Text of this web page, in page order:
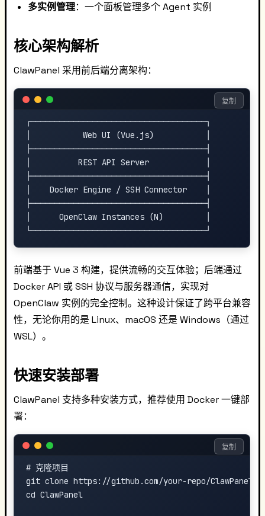
多实例管理：一个面板管理多个 Agent 实例
核心架构解析
ClawPanel 采用前后端分离架构：
┌─────────────────────────────────────┐
│           Web UI (Vue.js)           │
├─────────────────────────────────────┤
│          REST API Server            │
├─────────────────────────────────────┤
│    Docker Engine / SSH Connector    │
├─────────────────────────────────────┤
│      OpenClaw Instances (N)         │
复制
前端基于 Vue 3 构建，提供流畅的交互体验；后端通过
Docker API 或 SSH 协议与服务器通信，实现对
OpenClaw 实例的完全控制。这种设计保证了跨平台兼容
性，无论你用的是 Linux、macOS 还是 Windows（通过
WSL）。
快速安装部署
ClawPanel 支持多种安装方式，推荐使用 Docker 一键部
署：
# 克隆项目
git clone https://github.com/your-repo/
cd ClawPanel
复制